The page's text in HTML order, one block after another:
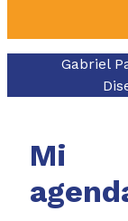
Gabriel
Mi